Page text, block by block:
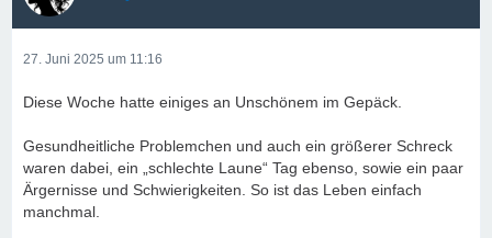
27. Juni 2025 um 11:16
Diese Woche hatte einiges an Unschönem im Gepäck.
Gesundheitliche Problemchen und auch ein größerer Schreck
waren dabei, ein „schlechte Laune“ Tag ebenso, sowie ein paar
Ärgernisse und Schwierigkeiten. So ist das Leben einfach
manchmal.